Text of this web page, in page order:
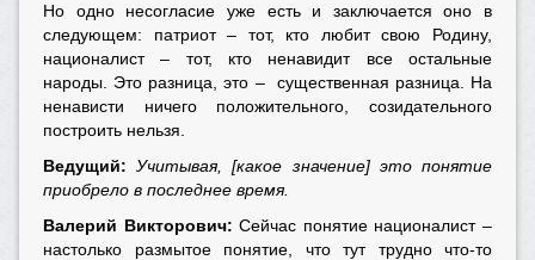
Но одно несогласие уже есть и заключается оно в
следующем: патриот – тот, кто любит свою Родину,
националист – тот, кто ненавидит все остальные
народы. Это разница, это – существенная разница. На
ненависти ничего положительного, созидательного
построить нельзя.
Ведущий:Учитывая, [какое значение] это понятие
приобрело в последнее время.
Валерий Викторович: Сейчас понятие националист –
настолько размытое понятие, что тут трудно что-то